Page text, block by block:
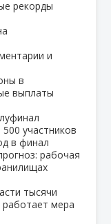
рекорды
и
в
выплаты
участников
в финал
рабочая
тысячи
работает мера